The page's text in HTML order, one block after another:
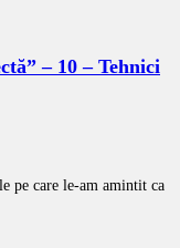
– 10 – Tehnici
pe care le-am amintit ca